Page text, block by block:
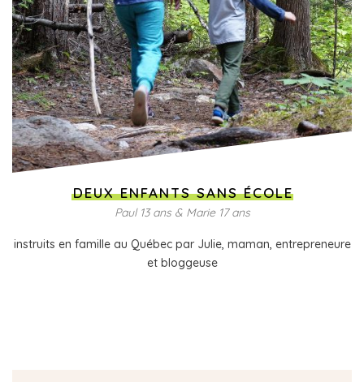
DEUX ENFANTS SANS ÉCOLE
Paul 13 ans & Marie 17 ans
instruits en famille au Québec par Julie, maman, entrepreneure
et bloggeuse